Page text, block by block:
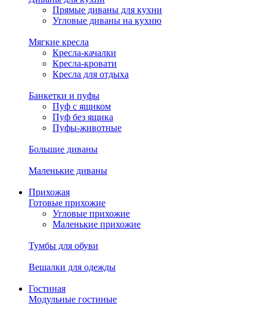
Прямые диваны для кухни
Угловые диваны на кухню
Мягкие кресла
Кресла-качалки
Кресла-кровати
Кресла для отдыха
Банкетки и пуфы
Пуф с ящиком
Пуф без ящика
Пуфы-животные
Большие диваны
Маленькие диваны
Прихожая
Готовые прихожие
Угловые прихожие
Маленькие прихожие
Тумбы для обуви
Вешалки для одежды
Гостиная
Модульные гостиные